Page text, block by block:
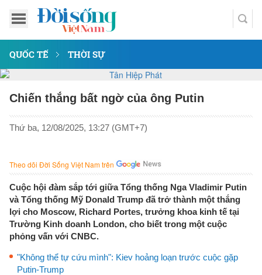
QUỐC TẾ THỜI SỰ
Chiến thắng bất ngờ của ông Putin
Thứ ba, 12/08/2025, 13:27 (GMT+7)
Theo dõi Đời Sống Việt Nam trên
Cuộc hội đàm sắp tới giữa Tổng thống Nga Vladimir Putin
và Tổng thống Mỹ Donald Trump đã trở thành một thắng
lợi cho Moscow, Richard Portes, trưởng khoa kinh tế tại
Trường Kinh doanh London, cho biết trong một cuộc
phỏng vấn với CNBC.
"Không thể tự cứu mình": Kiev hoảng loạn trước cuộc gặp
Putin-Trump